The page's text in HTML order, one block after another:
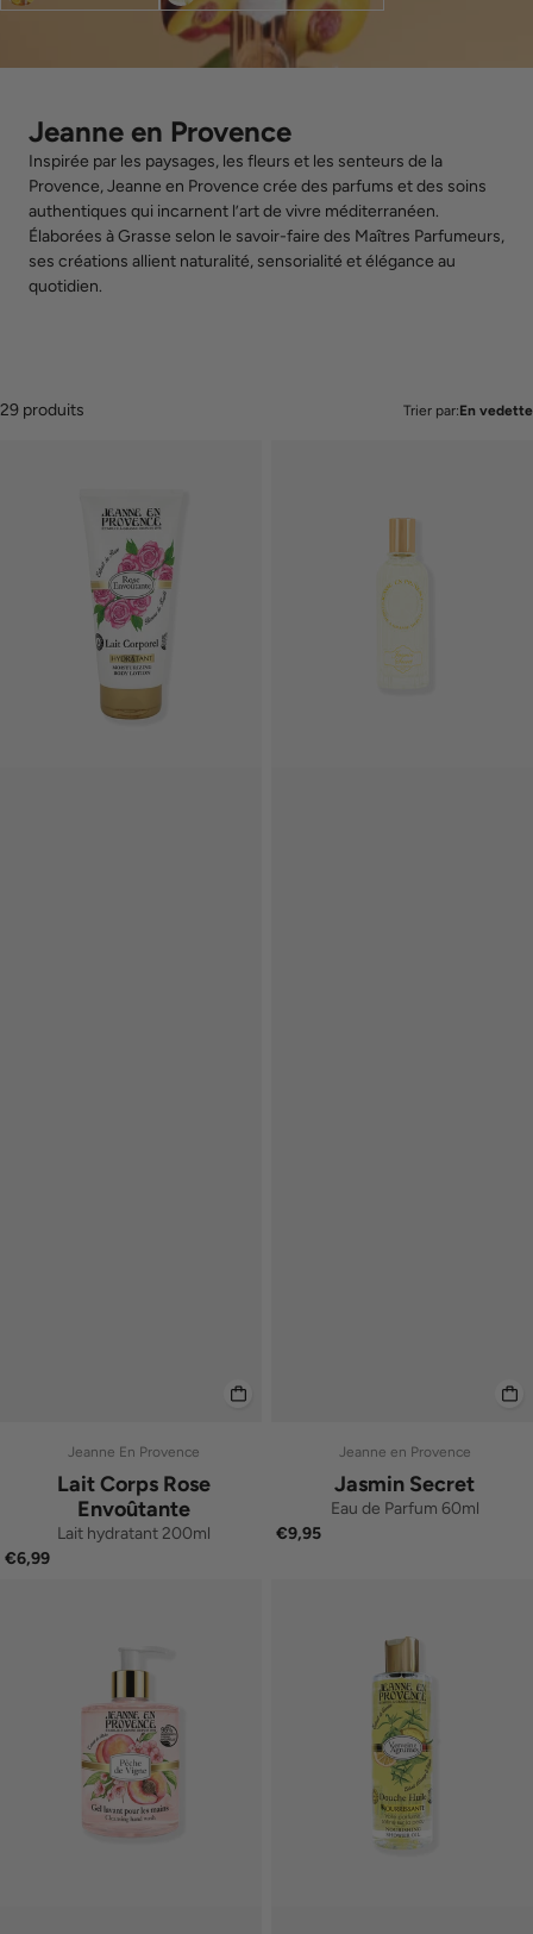
Jeanne en Provence
Inspirée par les paysages, les fleurs et les senteurs de la
Provence, Jeanne en Provence crée des parfums et des soins
authentiques qui incarnent l’art de vivre méditerranéen.
Élaborées à Grasse selon le savoir-faire des Maîtres Parfumeurs,
ses créations allient naturalité, sensorialité et élégance au
quotidien.
29 produits Trier par:En vedette
Jeanne En Provence
Lait Corps Rose
Envoûtante
Lait hydratant 200ml
€6,99
Jeanne en Provence
Jasmin Secret
Eau de Parfum 60ml
€9,95